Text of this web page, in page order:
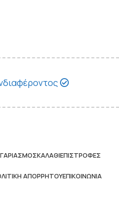
ΚΑΛΆΘΙΕΠΙΣΤΡΟΦΈΣ
ΑΠΟΡΡΉΤΟΥΕΠΙΚΟΙΝΩΝΊΑ